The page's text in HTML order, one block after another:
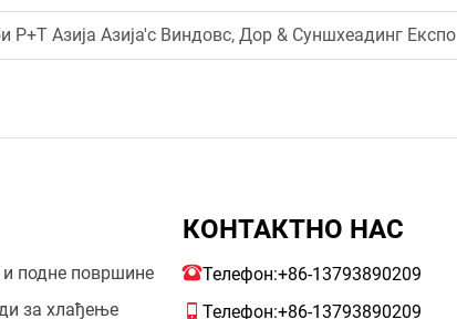
Р+Т Азија Азија'с Виндовс, Дор & Суншхеадинг Експо
и подне површине
за хлађење
КОНТАКТНО НАС
Телефон:+86-13793890209
Телефон:+86-13793890209